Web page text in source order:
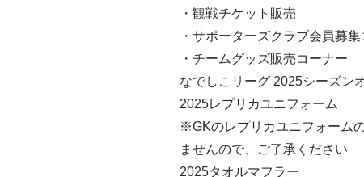
・観戦チケット販売
・サポーターズクラブ会員募
・チームグッズ販売コーナー
なでしこリーグ 2025シーズン
2025レプリカユニフォーム
※GKのレプリカユニフォーム
ませんので、ご了承ください
2025タオルマフラー